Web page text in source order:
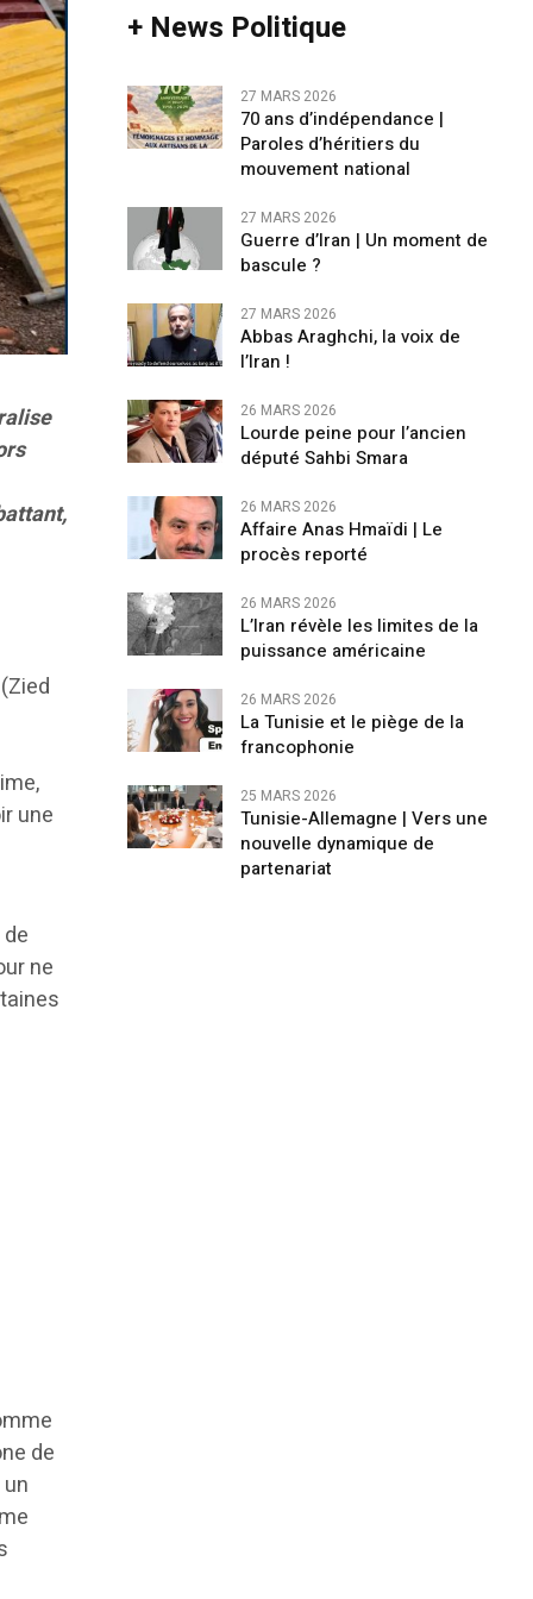
une
ne
de
+ News Politique
27 MARS 2026
70 ans d’indépendance |
Paroles d’héritiers du
mouvement national
27 MARS 2026
Guerre d’Iran | Un moment de
bascule ?
27 MARS 2026
Abbas Araghchi, la voix de
l’Iran !
26 MARS 2026
Lourde peine pour l’ancien
député Sahbi Smara
26 MARS 2026
Affaire Anas Hmaïdi | Le
procès reporté
26 MARS 2026
L’Iran révèle les limites de la
puissance américaine
26 MARS 2026
La Tunisie et le piège de la
francophonie
25 MARS 2026
Tunisie-Allemagne | Vers une
nouvelle dynamique de
partenariat